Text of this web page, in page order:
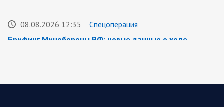
08.08.2026 12:35
Спецоперация
Брифинг Минобороны РФ: новые данные о ходе
представители группировок «Север», «Запад», «Центр»,